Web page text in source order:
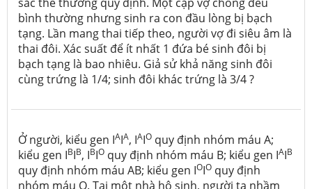
bình thường nhưng sinh ra con đầu lòng bị bạch
tạng. Lần mang thai tiếp theo, người vợ đi siêu âm là
thai đôi. Xác suất để ít nhất 1 đứa bé sinh đôi bị
bạch tạng là bao nhiêu. Giả sử khả năng sinh đôi
cùng trứng là 1/4; sinh đôi khác trứng là 3/4 ?
Ở người, kiểu gen IAIA, IAIO quy định nhóm máu A;
kiểu gen IBIB, IBIO quy định nhóm máu B; kiểu gen IAIB
quy định nhóm máu AB; kiểu gen IOIO quy định
nhóm máu O. Tại một nhà hộ sinh, người ta nhầm